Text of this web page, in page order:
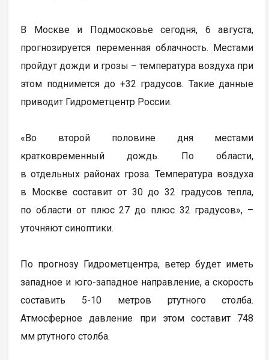
В Москве и Подмосковье сегодня, 6 августа,
прогнозируется переменная облачность. Местами
пройдут дожди и грозы – температура воздуха при
этом поднимется до +32 градусов. Такие данные
приводит Гидрометцентр России.
«Во второй половине дня местами
кратковременный дождь. По области,
в отдельных районах гроза. Температура воздуха
в Москве составит от 30 до 32 градусов тепла,
по области от плюс 27 до плюс 32 градусов», –
уточняют синоптики.
По прогнозу Гидрометцентра, ветер будет иметь
западное и юго-западное направление, а скорость
составить 5-10 метров ртутного столба.
Атмосферное давление при этом составит 748
мм ртутного столба.